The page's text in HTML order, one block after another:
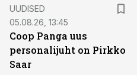
UUDISED
05.08.26, 13:45
Coop Panga uus
personalijuht on Pirkko
Saar